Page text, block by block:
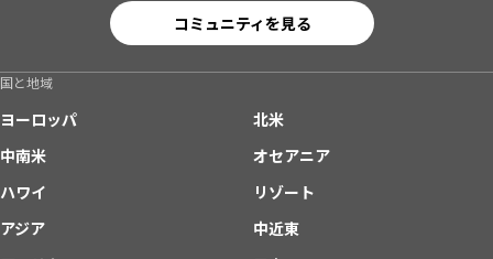
コミュニティを見る
国と地域
ヨーロッパ
北米
中南米
オセアニア
ハワイ
リゾート
アジア
中近東